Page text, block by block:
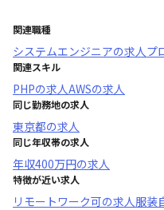
関連職種
システムエンジニアの求人プ
関連スキル
PHPの求人AWSの求人
同じ勤務地の求人
東京都の求人
同じ年収帯の求人
年収400万円の求人
特徴が近い求人
リモートワーク可の求人服装